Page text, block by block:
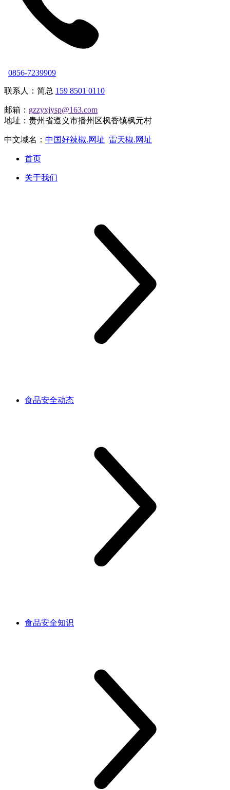
0856-7239909
联系人：简总 159 8501 0110
邮箱： gzzyxjysp@163.com
地址：贵州省遵义市播州区枫香镇枫元村
中文域名： 中国好辣椒.网址 雷天椒.网址
首页
关于我们
食品安全动态
食品安全知识